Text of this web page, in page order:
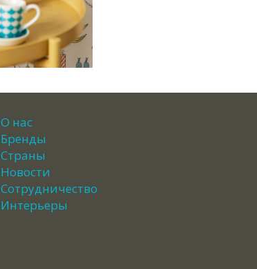
О нас
Бренды
Страны
Новости
Сотрудничество
Интерьеры